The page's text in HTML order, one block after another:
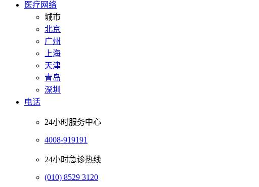
医疗网络
城市
北京
广州
上海
天津
青岛
深圳
电话
24小时服务中心
4008-919191
24小时急诊热线
(010) 8529 3120